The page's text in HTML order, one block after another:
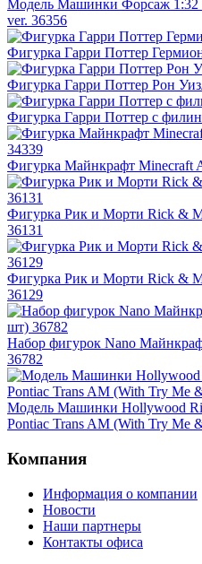
Модель Машинки Форсаж 1:32
ver. 36356
Фигурка Гарри Поттер
Фигурка Гарри Поттер Рон
Фигурка Гарри Поттер с
Фигурка Майнкрафт Minecraft
Фигурка Рик и Морти Rick &
36131
Фигурка Рик и Морти Rick &
36129
Набор фигурок Nano
36782
Модель Машинки Hollywood
Pontiac Trans AM (With Try Me
Компания
Информация о компании
Новости
Наши партнеры
Контакты офиса